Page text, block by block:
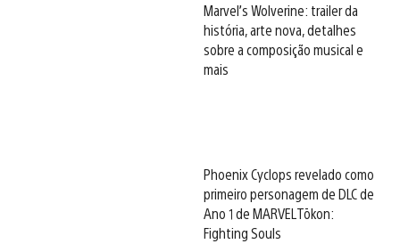
Marvel’s Wolverine: trailer da
história, arte nova, detalhes
sobre a composição musical e
mais
Phoenix Cyclops revelado como
primeiro personagem de DLC de
Ano 1 de MARVEL Tōkon:
Fighting Souls